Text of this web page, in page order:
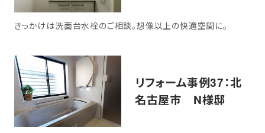
きっかけは洗面台水栓のご相談。想像以上の快適空間に。
リフォーム事例37：北
名古屋市 N様邸